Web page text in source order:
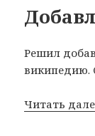
Решил
википедию.
Читать